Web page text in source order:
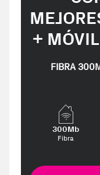
+
FIBRA
300Mb
Fibra